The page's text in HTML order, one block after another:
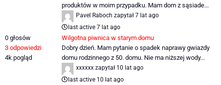
produktów w moim przypadku. Mam dom z sąsiade...
Pavel Raboch zapytał 7 lat ago
last active 7 lat ago
0 głosów
3 odpowiedzi
4k pogląd
Wilgotna piwnica w starym domu
Dobry dzień. Mam pytanie o spadek naprawy gwiazdy
domu rodzinnego z 50. domu. Nie ma niższej wody...
xxxxxxzapytał 10 lat ago
last active 10 lat ago